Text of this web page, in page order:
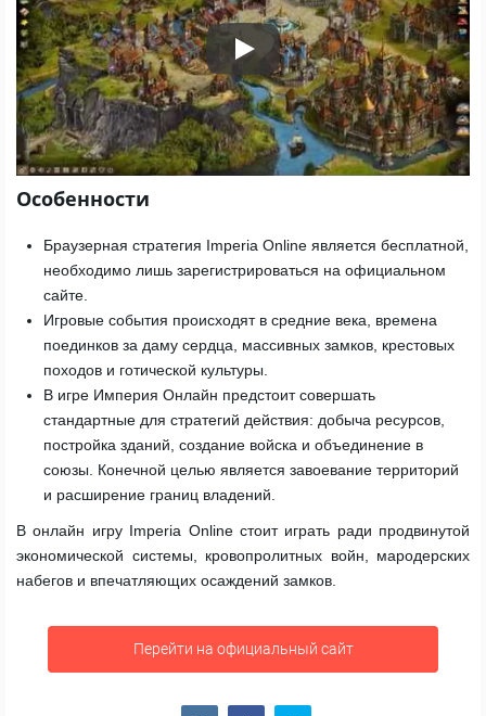
Play
Особенности
Браузерная стратегия Imperia Online является бесплатной,
необходимо лишь зарегистрироваться на официальном
сайте.
Игровые события происходят в средние века, времена
поединков за даму сердца, массивных замков, крестовых
походов и готической культуры.
В игре Империя Онлайн предстоит совершать
стандартные для стратегий действия: добыча ресурсов,
постройка зданий, создание войска и объединение в
союзы. Конечной целью является завоевание территорий
и расширение границ владений.
В онлайн игру Imperia Online стоит играть ради продвинутой
экономической системы, кровопролитных войн, мародерских
набегов и впечатляющих осаждений замков.
Перейти на официальный сайт